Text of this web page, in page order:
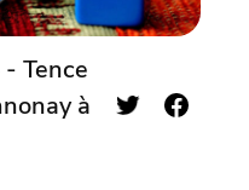
- Tence
à